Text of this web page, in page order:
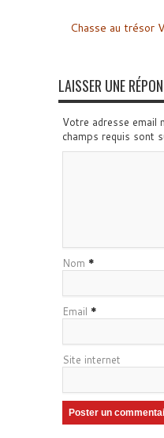
Chasse au trésor
LAISSER UNE
Votre adresse email
champs requis sont
Nom *
Email *
Site internet